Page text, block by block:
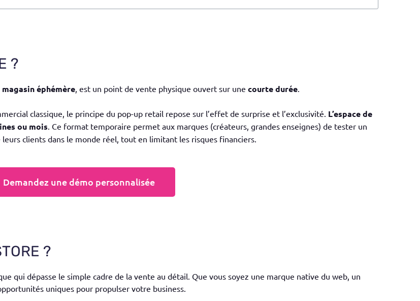
?
magasin éphémère, est un point de vente physique ouvert sur une courte durée.
classique, le principe du pop-up retail repose sur l’effet de surprise et l’exclusivité. L’espace de
ou mois. Ce format temporaire permet aux marques (créateurs, grandes enseignes) de tester un
clients dans le monde réel, tout en limitant les risques financiers.
Demandez une démo personnalisée
?
qui dépasse le simple cadre de la vente au détail. Que vous soyez une marque native du web, un
uniques pour propulser votre business.